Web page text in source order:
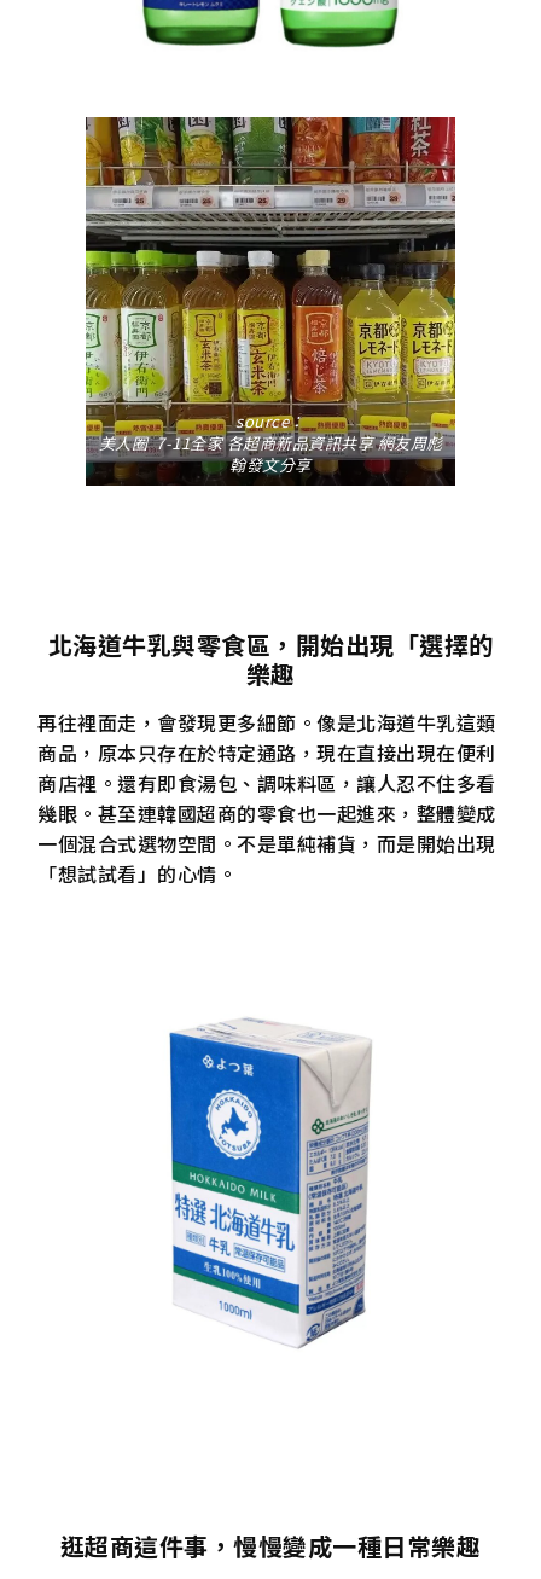
source：
美人圈 7-11全家 各超商新品資訊共享 網友周彪
翰發文分享
北海道牛乳與零食區，開始出現「選擇的
樂趣
再往裡面走，會發現更多細節。像是北海道牛乳這類
商品，原本只存在於特定通路，現在直接出現在便利
商店裡。還有即食湯包、調味料區，讓人忍不住多看
幾眼。甚至連韓國超商的零食也一起進來，整體變成
一個混合式選物空間。不是單純補貨，而是開始出現
「想試試看」的心情。
逛超商這件事，慢慢變成一種日常樂趣